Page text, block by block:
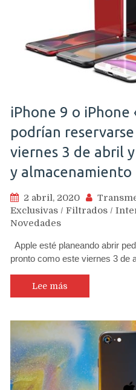
iPhone 9 o iPhone
podrían
viernes 3 de abril
y almacenamiento
2 abril, 2020
Exclusivas / Filtrados /
Novedades
Apple esté planeando abrir
pronto como este viernes 3 de
Lee más